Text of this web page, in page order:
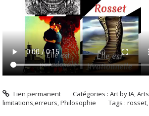
Lien permanent Catégories :Art by IA,Arts
limitations,erreurs,Philosophie Tags : rosset,